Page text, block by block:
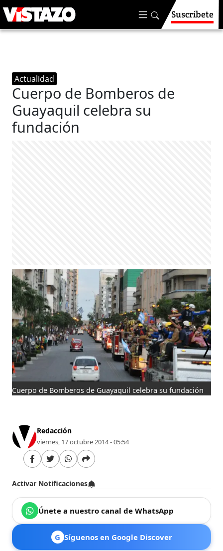
Suscríbete
Actualidad
Cuerpo de Bomberos de
Guayaquil celebra su
fundación
Cuerpo de Bomberos de Guayaquil celebra su fundación
Redacción
viernes, 17 octubre 2014 - 05:54
Activar Notificaciones
Únete a nuestro canal de WhatsApp
G Síguenos en Google Discover